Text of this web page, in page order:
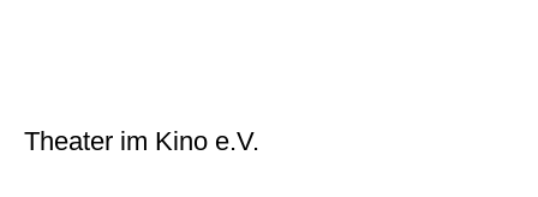
Theater im Kino e.V.